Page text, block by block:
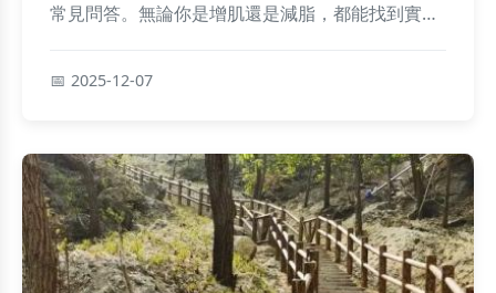
常見問答。無論你是增肌還是減脂，都能找到實用
2025-12-07